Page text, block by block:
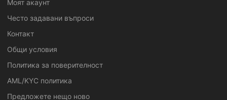
Моят акаунт
Често задавани въпроси
Контакт
Общи условия
Политика за поверителност
AML/KYC политика
Предложете нещо ново